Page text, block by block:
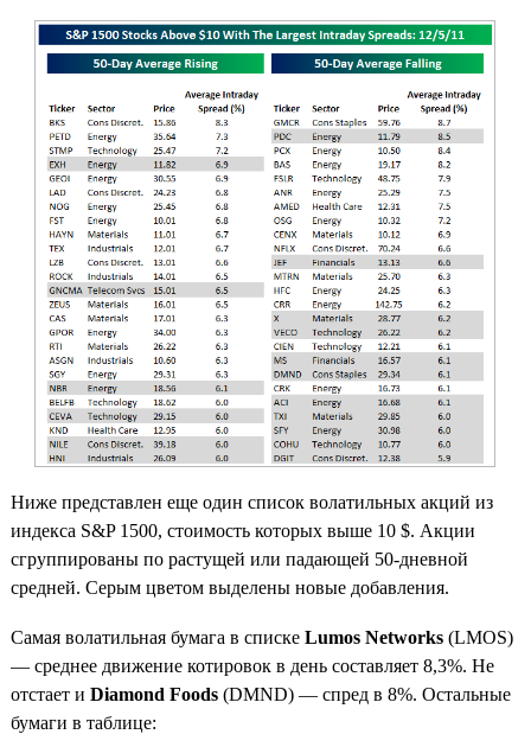
Ниже представлен еще один список волатильных акций из
индекса S&P 1500, стоимость которых выше 10 $. Акции
сгруппированы по растущей или падающей 50-дневной
средней. Серым цветом выделены новые добавления.
Самая волатильная бумага в списке Lumos Networks(LMOS)
— среднее движение котировок в день составляет 8,3%. Не
отстает и Diamond Foods(DMND) — спред в 8%. Остальные
бумаги в таблице: